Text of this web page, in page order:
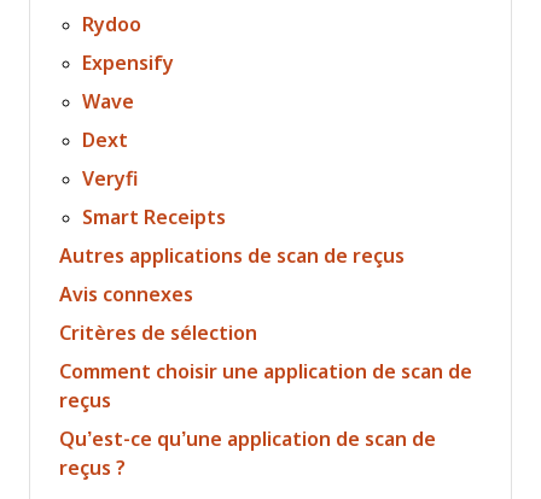
Rydoo
Expensify
Wave
Dext
Veryfi
Smart Receipts
Autres applications de scan de reçus
Avis connexes
Critères de sélection
Comment choisir une application de scan de
reçus
Qu’est-ce qu’une application de scan de
reçus ?